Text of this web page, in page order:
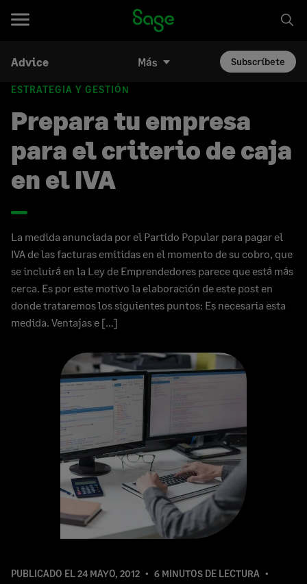
Advice Más Subscríbete
ESTRATEGIA Y GESTIÓN
Prepara tu empresa
para el criterio de caja
en el IVA
La medida anunciada por el Partido Popular para pagar el
IVA de las facturas emitidas en el momento de su cobro, que
se incluirá en la Ley de Emprendedores parece que está más
cerca. Es por este motivo la elaboración de este post en
donde trataremos los siguientes puntos: Es necesaria esta
medida. Ventajas e […]
PUBLICADO EL24 MAYO, 2012
6 MINUTOS DE LECTURA